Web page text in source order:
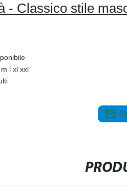
- Classico stile
l xl xxl